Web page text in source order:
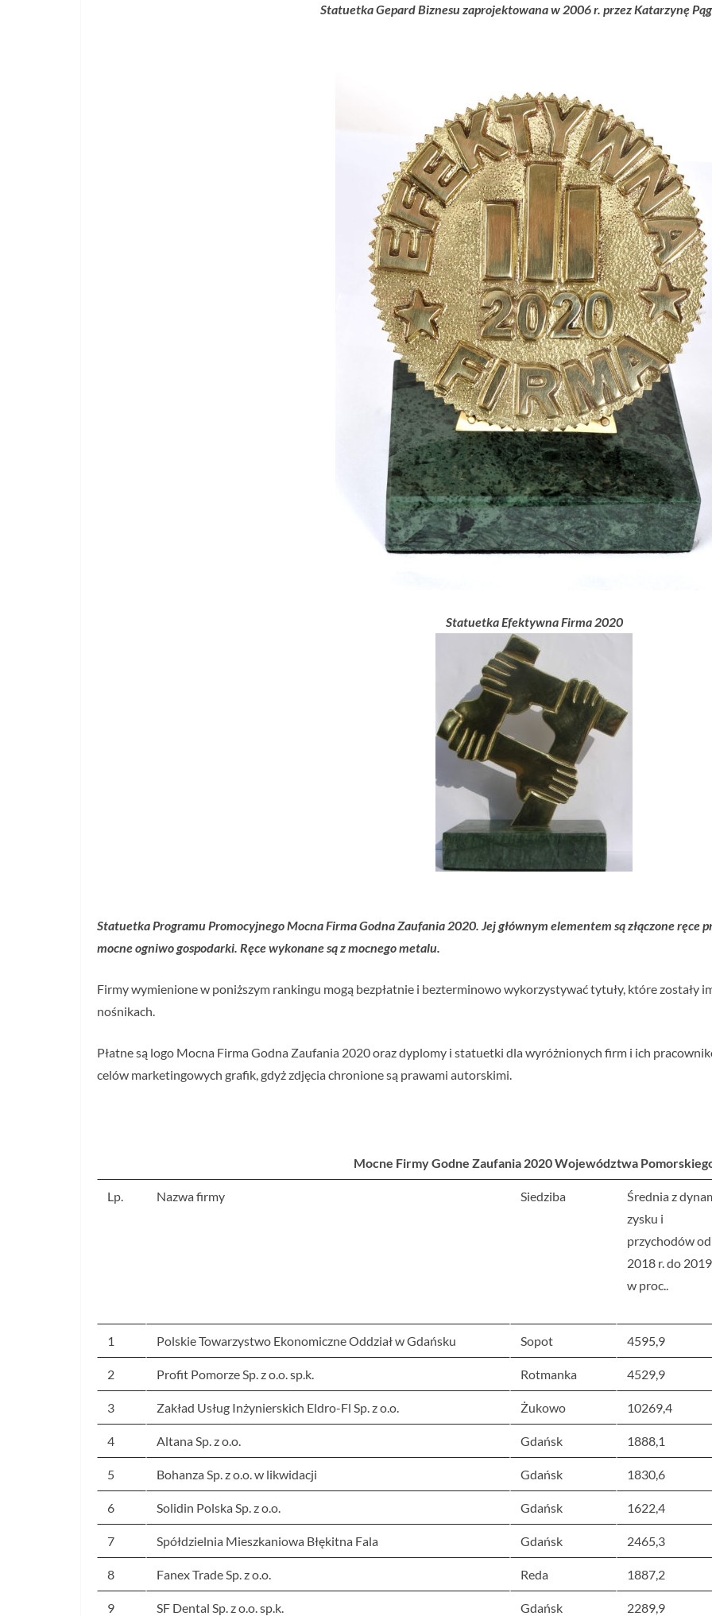
Statuetka Gepard Biznesu zaprojektowana w 2006 r. przez Katarzynę
Statuetka Efektywna Firma 2020
Statuetka Programu Promocyjnego Mocna Firma Godna Zaufania 2020. Jej głównym elementem są złączone
mocne ogniwo gospodarki. Ręce wykonane są z mocnego metalu.
Firmy wymienione w poniższym rankingu mogą bezpłatnie i bezterminowo wykorzystywać tytuły, które zostały
nośnikach.
Płatne są logo Mocna Firma Godna Zaufania 2020 oraz dyplomy i statuetki dla wyróżnionych firm i ich
celów marketingowych grafik, gdyż zdjęcia chronione są prawami autorskimi.
Mocne Firmy Godne Zaufania 2020 Województwa
Lp. Nazwa firmy Siedziba
Średnia z
zysku i
przychodów od
2018 r. do
w proc..
1 Polskie Towarzystwo Ekonomiczne Oddział w Gdańsku Sopot 4595,9
2 Profit Pomorze Sp. z o.o. sp.k. Rotmanka 4529,9
3 Zakład Usług Inżynierskich Eldro-Fl Sp. z o.o. Żukowo 10269,4
4 Altana Sp. z o.o. Gdańsk 1888,1
5 Bohanza Sp. z o.o. w likwidacji Gdańsk 1830,6
6 Solidin Polska Sp. z o.o. Gdańsk 1622,4
7 Spółdzielnia Mieszkaniowa Błękitna Fala Gdańsk 2465,3
8 Fanex Trade Sp. z o.o. Reda 1887,2
9 SF Dental Sp. z o.o. sp.k. Gdańsk 2289,9